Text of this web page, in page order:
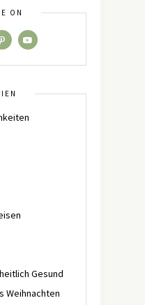
ON
Gesund
Weihnachten